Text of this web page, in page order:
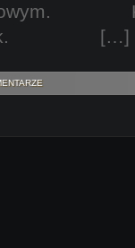
[…]